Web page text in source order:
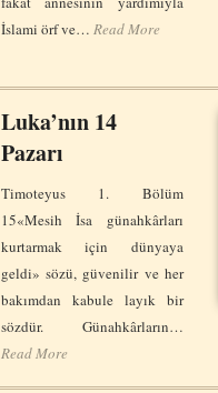
İslami örf ve…Read More
Luka’nın 14
Pazarı
Timoteyus 1. Bölüm
15«Mesih İsa günahkârları
kurtarmak için dünyaya
geldi» sözü, güvenilir ve her
bakımdan kabule layık bir
sözdür. Günahkârların…
Read More